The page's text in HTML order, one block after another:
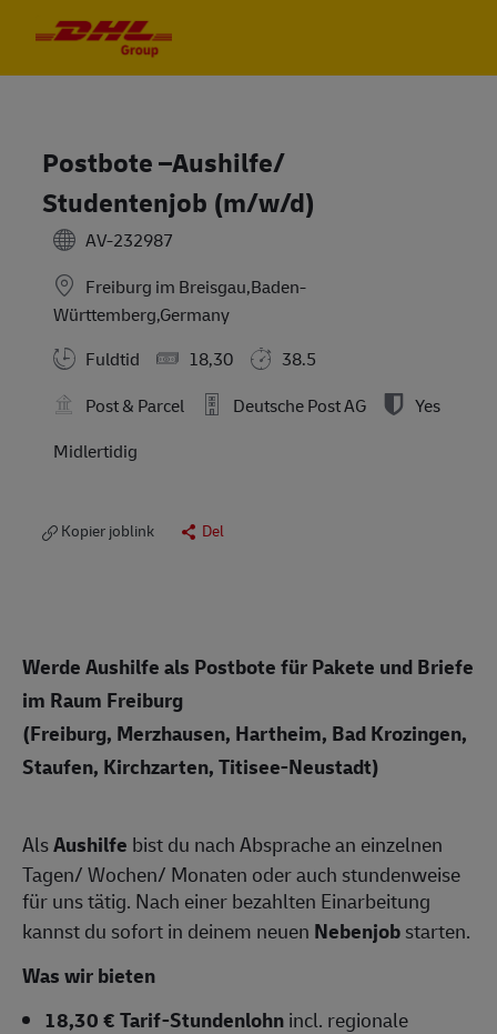
Postbote –Aushilfe/
Studentenjob (m/w/d)
AV-232987
Freiburg im Breisgau,Baden-
Württemberg,Germany
Fuldtid
18,30
38.5
Post & Parcel
Deutsche Post AG
Yes
Midlertidig
Kopier joblink Del
Werde Aushilfe als Postbote für Pakete und Briefe
im Raum Freiburg
(Freiburg, Merzhausen, Hartheim, Bad Krozingen,
Staufen, Kirchzarten, Titisee-Neustadt)
AlsAushilfe bist du nach Absprache an einzelnen
Tagen/ Wochen/ Monaten oder auch stundenweise
für uns tätig. Nach einer bezahlten Einarbeitung
kannst du sofort in deinem neuen Nebenjobstarten.
Was wir bieten
18,30 € Tarif-Stundenlohnincl. regionale